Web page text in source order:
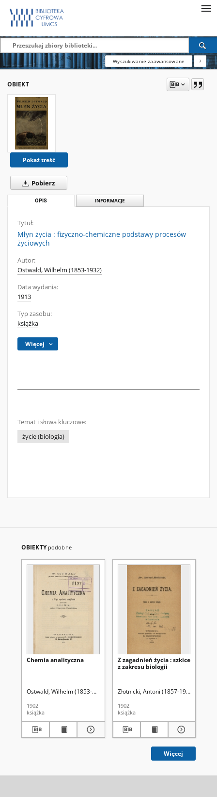
Wyszukiwanie zaawansowane ?
OBIEKT
Pokaż treść
Pobierz
OPIS INFORMACJE
Tytuł:
Młyn życia : fizyczno-chemiczne podstawy procesów
życiowych
Autor:
Ostwald, Wilhelm (1853-1932)
Data wydania:
1913
Typ zasobu:
książka
Więcej
Temat i słowa kluczowe:
życie (biologia)
OBIEKTY podobne
Chemia analityczna
Ostwald, Wilhelm (1853-1932) Mileski, Wacław (1872-1940). Tł.
1902
książka
Z zagadnień życia : szkice
z zakresu biologii
Złotnicki, Antoni (1857-1924)
1902
książka
Więcej